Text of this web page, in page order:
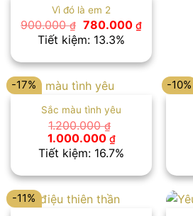
Vì đó là em 2
900.000₫ Giá
gốc
là:
780.000 ₫Giá
hiện
là:
780.000 ₫.
Tiết kiệm: 13.3%
-17%
Sắc màu tình yêu
1.200.000₫
Giá
gốc
là:
1.000.000 ₫Giá
hiện
tại
1.000.000 ₫.
Tiết kiệm: 16.7%
-10%
-11%